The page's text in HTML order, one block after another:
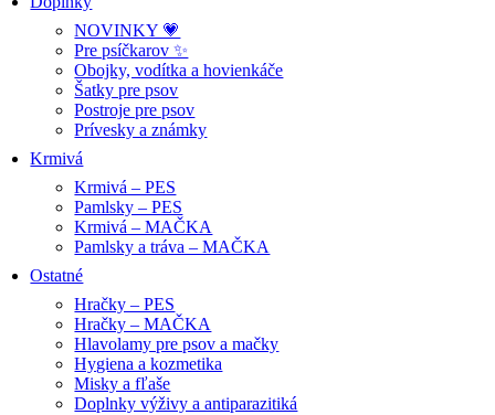
NOVINKY 💗
Pre psíčkarov ✨
Obojky, vodítka a hovienkáče
Šatky pre psov
Postroje pre psov
Prívesky a známky
Krmivá
Krmivá – PES
Pamlsky – PES
Krmivá – MAČKA
Pamlsky a tráva – MAČKA
Ostatné
Hračky – PES
Hračky – MAČKA
Hlavolamy pre psov a mačky
Hygiena a kozmetika
Misky a fľaše
Doplnky výživy a antiparazitiká